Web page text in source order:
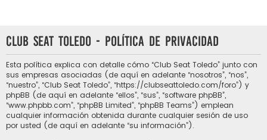
Club Seat Toledo - Política de privacidad
Esta política explica con detalle cómo “Club Seat Toledo” junto con
sus empresas asociadas (de aquí en adelante “nosotros”, “nos”,
“nuestro”, “Club Seat Toledo”, “https://clubseattoledo.com/foro”) y
phpBB (de aquí en adelante “ellos”, “sus”, “software phpBB”,
“www.phpbb.com”, “phpBB Limited”, “phpBB Teams”) emplean
cualquier información obtenida durante cualquier sesión de uso
por usted (de aquí en adelante “su información”).